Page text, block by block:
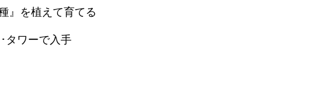
』を植えて育てる
タワーで入手